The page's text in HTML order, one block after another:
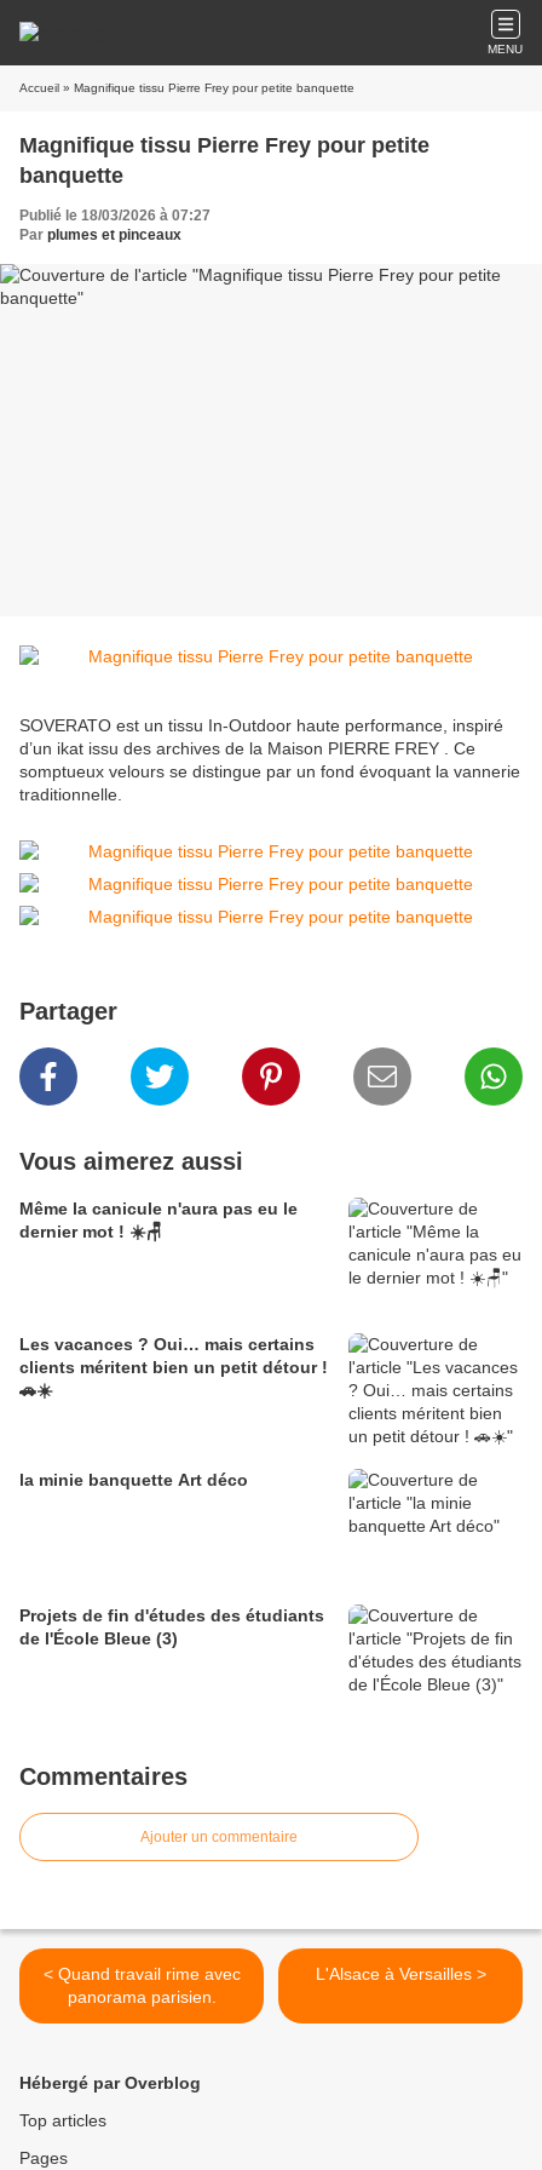
MENU
Accueil » Magnifique tissu Pierre Frey pour petite banquette
Magnifique tissu Pierre Frey pour petite
banquette
Publié le 18/03/2026 à 07:27
Par plumes et pinceaux
SOVERATO est un tissu In-Outdoor haute performance, inspiré
d’un ikat issu des archives de la Maison PIERRE FREY . Ce
somptueux velours se distingue par un fond évoquant la vannerie
traditionnelle.
Partager
Vous aimerez aussi
Même la canicule n'aura pas eu le
dernier mot ! ☀️🪑
Les vacances ? Oui… mais certains
clients méritent bien un petit détour !
🚗☀️
la minie banquette Art déco
Projets de fin d'études des étudiants
de l'École Bleue (3)
Commentaires
Ajouter un commentaire
< Quand travail rime avec
panorama parisien.
L'Alsace à Versailles >
Hébergé par Overblog
Top articles
Pages